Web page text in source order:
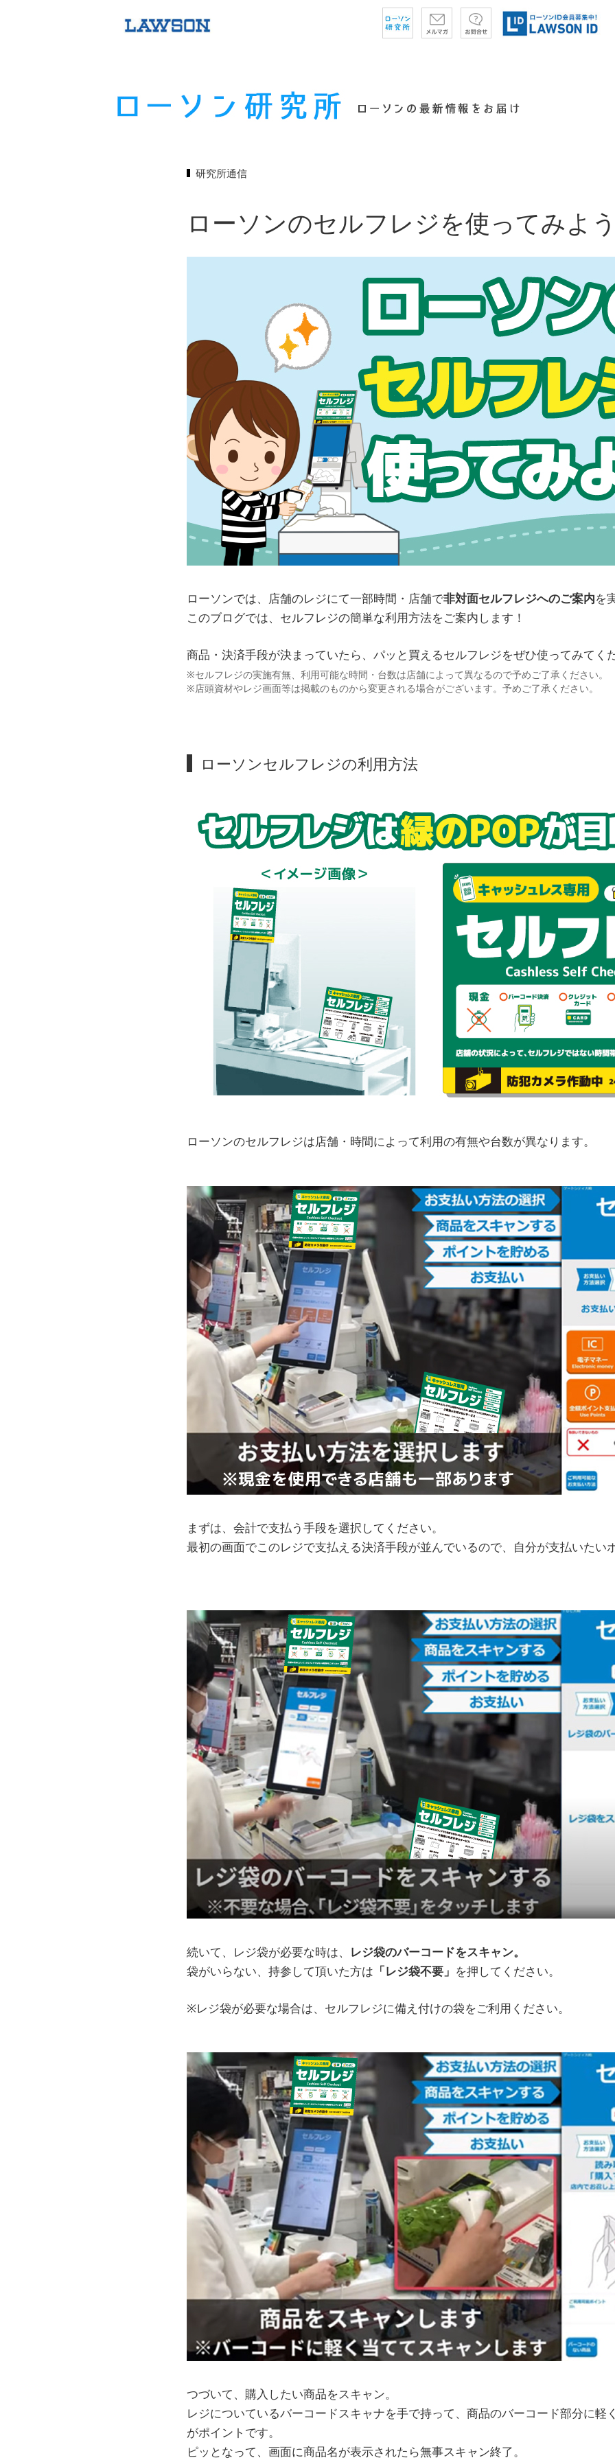
研究所通信
ローソンのセルフレジを使ってみよ
ローソンでは、店舗のレジにて一部時間・店舗で非対面セルフレジへのご案内を
このブログでは、セルフレジの簡単な利用方法をご案内します！
商品・決済手段が決まっていたら、パッと買えるセルフレジをぜひ使ってみてく
※セルフレジの実施有無、利用可能な時間・台数は店舗によって異なるので予めご了承ください。
※店頭資材やレジ画面等は掲載のものから変更される場合がございます。予めご了承ください。
ローソンセルフレジの利用方法
ローソンのセルフレジは店舗・時間によって利用の有無や台数が異なります。
まずは、会計で支払う手段を選択してください。
最初の画面でこのレジで支払える決済手段が並んでいるので、自分が支払いたい
続いて、レジ袋が必要な時は、 レジ袋のバーコードをスキャン。
袋がいらない、持参して頂いた方は 「レジ袋不要」 を押してください。
※レジ袋が必要な場合は、セルフレジに備え付けの袋をご利用ください。
つづいて、購入したい商品をスキャン。
レジについているバーコードスキャナを手で持って、商品のバーコード部分に軽
がポイントです。
ピッとなって、画面に商品名が表示されたら無事スキャン終了。